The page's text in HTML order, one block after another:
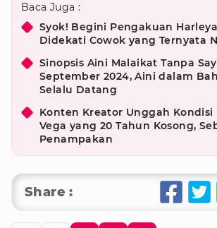
Baca Juga :
Syok! Begini Pengakuan
Didekati Cowok yang Ternyata
Sinopsis Aini Malaikat Tanpa
September 2024, Aini dalam
Selalu Datang
Konten Kreator Unggah Kondisi
Vega yang 20 Tahun Kosong,
Penampakan
Share :